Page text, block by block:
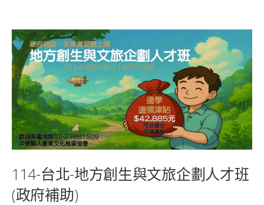
114-台北-地方創生與文旅企劃人才班
(政府補助)